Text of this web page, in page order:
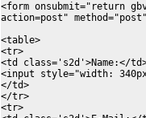
<form onsubmit="return
action=post"
<table>
<tr>
<td class='s2d'>Name:</
<input style="width:
</td>
</tr>
<tr>